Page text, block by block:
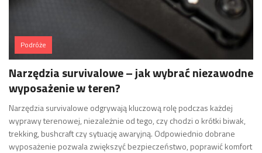
Podróże
Narzędzia survivalowe – jak wybrać niezawodne
wyposażenie w teren?
Narzędzia survivalowe odgrywają kluczową rolę podczas każdej
wyprawy terenowej, niezależnie od tego, czy chodzi o krótki biwak,
trekking, bushcraft czy sytuację awaryjną. Odpowiednio dobrane
wyposażenie pozwala zwiększyć bezpieczeństwo, poprawić komfort